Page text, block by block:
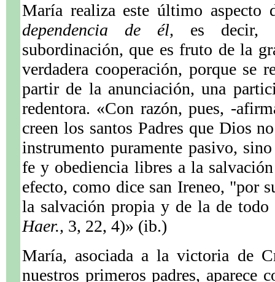
María realiza este último aspecto
dependencia de él, es decir,
subordinación, que es fruto de la
verdadera cooperación, porque se
partir de la anunciación, una
redentora. «Con razón, pues, -
creen los santos Padres que Dios
instrumento puramente pasivo,
fe y obediencia libres a la
efecto, como dice san Ireneo, "por
la salvación propia y de la de todo
Haer., 3, 22, 4)» (ib.)
María, asociada a la victoria de
nuestros primeros padres, aparece